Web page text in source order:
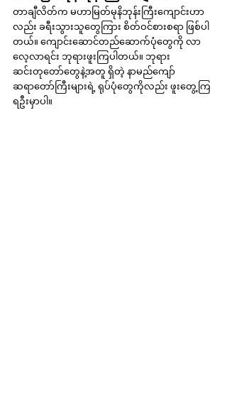
တာချီလိတ်က မဟာမြတ်မုနိဘုန်းကြီးကျောင်းဟာ
လည်း ခရီးသွားသူတွေကြား စိတ်ဝင်စားစရာ ဖြစ်ပါ
တယ်။ ကျောင်းဆောင်တည်ဆောက်ပုံတွေကို လာ
လေ့လာရင်း ဘုရားဖူးကြပါတယ်။ ဘုရား
ဆင်းတုတော်တွေနဲ့အတူ ရှိတဲ့ နာမည်ကျော်
ဆရာတော်ကြီးများရဲ့ ရုပ်ပုံတွေကိုလည်း ဖူးတွေ့ကြ
ရဦးမှာပါ။